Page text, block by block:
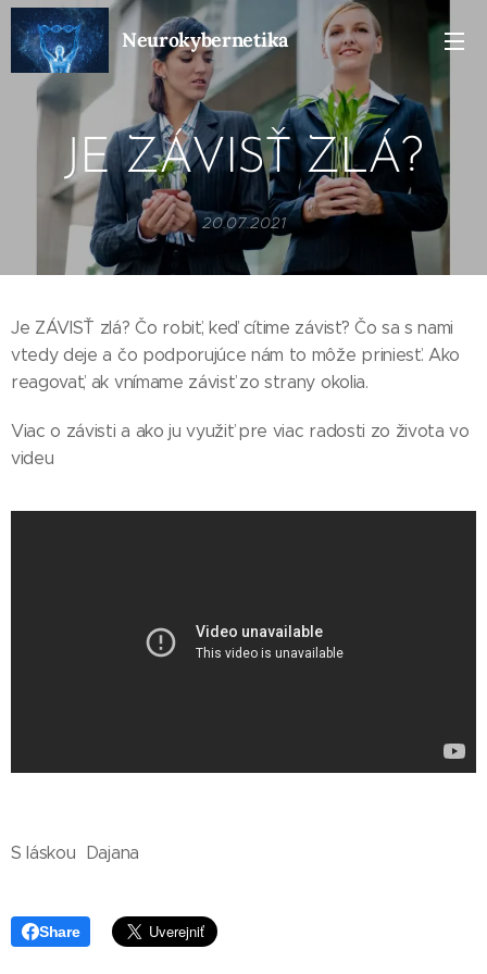
Neurokybernetika
JE ZÁVISŤ ZLÁ?
20.07.2021
Je ZÁVISŤ zlá? Čo robiť, keď cítime závisť? Čo sa s nami
vtedy deje a čo podporujúce nám to môže priniesť. Ako
reagovať, ak vnímame závisť zo strany okolia.
Viac o závisti a ako ju využiť pre viac radosti zo života vo
videu
S láskou Dajana
Share